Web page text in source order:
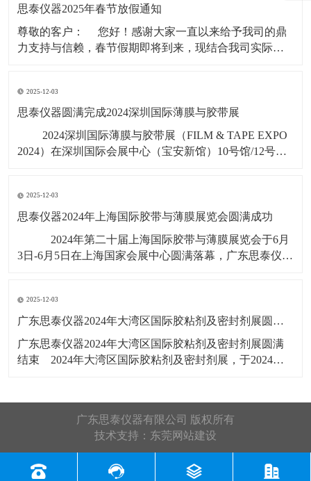
思泰仪器2025年春节放假通知
​尊敬的客户： 您好！感谢大家一直以来给予我司的鼎
力支持与信赖，春节假期即将到来，现结合我司实际情
2025-12-03
思泰仪器圆满完成2024深圳国际薄膜与胶带展
​ 2024深圳国际薄膜与胶带展（FILM & TAPE EXPO
2024）在深圳国际会展中心（宝安新馆）10号馆/12号
2025-12-03
思泰仪器2024年上海国际胶带与薄膜展览会圆满成功
​ ​2024年第二十届上海国际胶带与薄膜展览会于6月
3日-6月5日在上海国家会展中心圆满落幕，广东思泰仪器
2025-12-03
​广东思泰仪器2024年大湾区国际胶粘剂及密封剂展圆满结束​
​广东思泰仪器2024年大湾区国际胶粘剂及密封剂展圆满
结束​ 2024年大湾区国际胶粘剂及密封剂展，于2024年5
广东思泰仪器有限公司 版权所有
技术支持： 东莞网站建设